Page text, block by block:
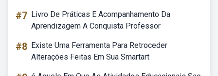
#7 Livro De Práticas E Acompanhamento Da
Aprendizagem A Conquista Professor
#8 Existe Uma Ferramenta Para Retroceder
Alterações Feitas Em Sua Smartart